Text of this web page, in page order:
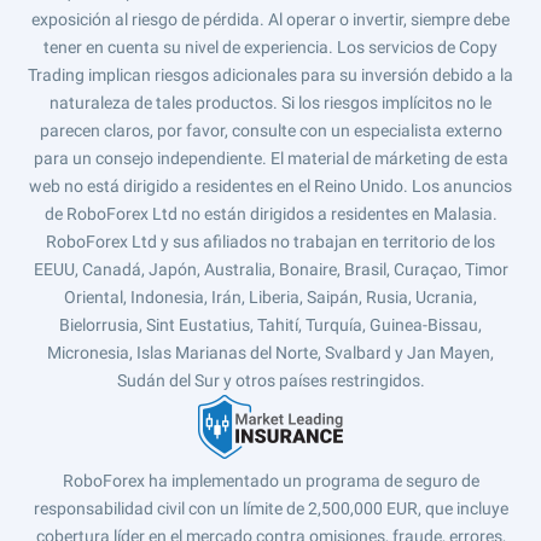
exposición al riesgo de pérdida. Al operar o invertir, siempre debe
tener en cuenta su nivel de experiencia. Los servicios de Copy
Trading implican riesgos adicionales para su inversión debido a la
naturaleza de tales productos. Si los riesgos implícitos no le
parecen claros, por favor, consulte con un especialista externo
para un consejo independiente. El material de márketing de esta
web no está dirigido a residentes en el Reino Unido. Los anuncios
de RoboForex Ltd no están dirigidos a residentes en Malasia.
RoboForex Ltd y sus afiliados no trabajan en territorio de los
EEUU, Canadá, Japón, Australia, Bonaire, Brasil, Curaçao, Timor
Oriental, Indonesia, Irán, Liberia, Saipán, Rusia, Ucrania,
Bielorrusia, Sint Eustatius, Tahití, Turquía, Guinea-Bissau,
Micronesia, Islas Marianas del Norte, Svalbard y Jan Mayen,
Sudán del Sur y otros países restringidos.
RoboForex ha implementado un programa de seguro de
responsabilidad civil con un límite de 2,500,000 EUR, que incluye
cobertura líder en el mercado contra omisiones, fraude, errores,